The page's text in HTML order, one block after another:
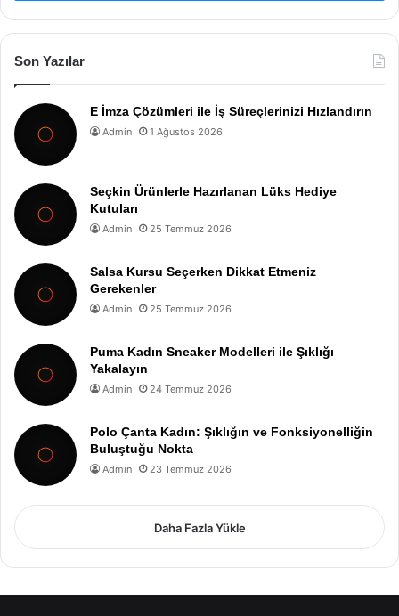
Son Yazılar
E İmza Çözümleri ile İş Süreçlerinizi Hızlandırın
Admin 1 Ağustos 2026
Seçkin Ürünlerle Hazırlanan Lüks Hediye
Kutuları
Admin 25 Temmuz 2026
Salsa Kursu Seçerken Dikkat Etmeniz
Gerekenler
Admin 25 Temmuz 2026
Puma Kadın Sneaker Modelleri ile Şıklığı
Yakalayın
Admin 24 Temmuz 2026
Polo Çanta Kadın: Şıklığın ve Fonksiyonelliğin
Buluştuğu Nokta
Admin 23 Temmuz 2026
Daha Fazla Yükle